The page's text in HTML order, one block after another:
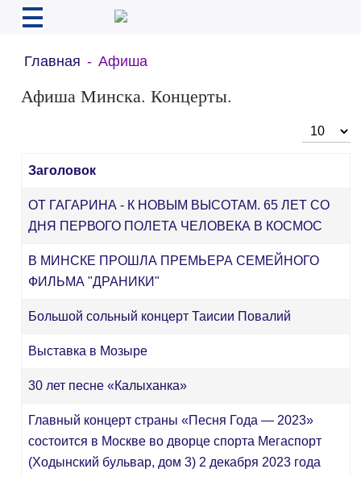
Главная Афиша
Афиша Минска. Концерты.
Кол-во
Заголовок
ОТ ГАГАРИНА - К НОВЫМ ВЫСОТАМ. 65 ЛЕТ СО
ДНЯ ПЕРВОГО ПОЛЕТА ЧЕЛОВЕКА В КОСМОС
В МИНСКЕ ПРОШЛА ПРЕМЬЕРА СЕМЕЙНОГО
ФИЛЬМА "ДРАНИКИ"
Большой сольный концерт Таисии Повалий
Выставка в Мозыре
30 лет песне «Калыханка»
Главный концерт страны «Песня Года — 2023»
состоится в Москве во дворце спорта Мегаспорт
(Ходынский бульвар, дом 3) 2 декабря 2023 года